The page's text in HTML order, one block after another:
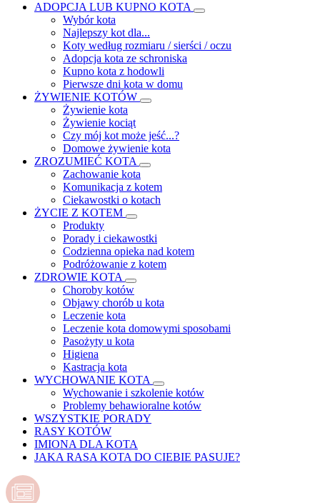
ADOPCJA LUB KUPNO KOTA
Wybór kota
Najlepszy kot dla...
Koty według rozmiaru / sierści / oczu
Adopcja kota ze schroniska
Kupno kota z hodowli
Pierwsze dni kota w domu
ŻYWIENIE KOTÓW
Żywienie kota
Żywienie kociąt
Czy mój kot może jeść...?
Domowe żywienie kota
ZROZUMIEĆ KOTA
Zachowanie kota
Komunikacja z kotem
Ciekawostki o kotach
ŻYCIE Z KOTEM
Produkty
Porady i ciekawostki
Codzienna opieka nad kotem
Podróżowanie z kotem
ZDROWIE KOTA
Choroby kotów
Objawy chorób u kota
Leczenie kota
Leczenie kota domowymi sposobami
Pasożyty u kota
Higiena
Kastracja kota
WYCHOWANIE KOTA
Wychowanie i szkolenie kotów
Problemy behawioralne kotów
WSZYSTKIE PORADY
RASY KOTÓW
IMIONA DLA KOTA
JAKA RASA KOTA DO CIEBIE PASUJE?